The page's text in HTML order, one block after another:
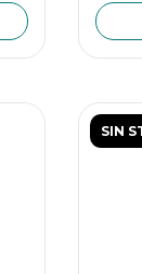
SIN